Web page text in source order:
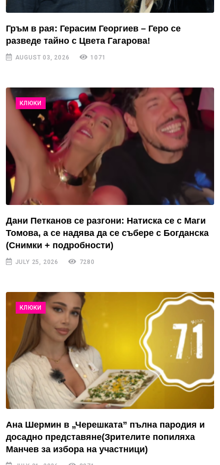
Гръм в рая: Герасим Георгиев – Геро се
разведе тайно с Цвета Гагарова!
AUGUST 03, 2026 1071
КЛЮКИ
Дани Петканов се разгони: Натиска се с Маги
Томова, а се надява да се събере с Богданска
(Снимки + подробности)
JULY 25, 2026 7280
КЛЮКИ
Ана Шермин в „Черешката” пълна пародия и
досадно представяне(Зрителите попиляха
Манчев за избора на участници)